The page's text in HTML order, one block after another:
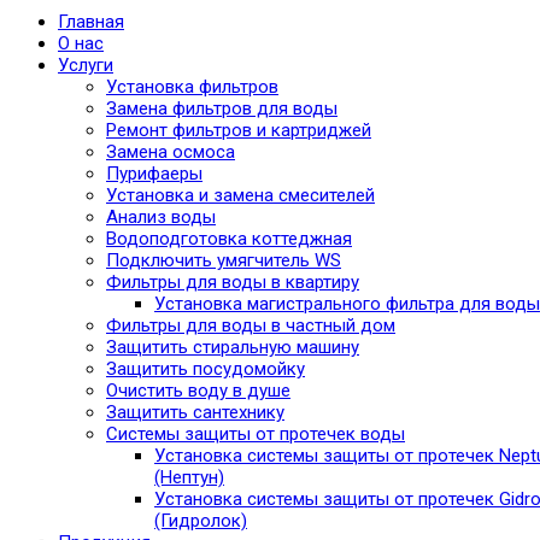
Главная
О нас
Услуги
Установка фильтров
Замена фильтров для воды
Ремонт фильтров и картриджей
Замена осмоса
Пурифаеры
Установка и замена смесителей
Анализ воды
Водоподготовка коттеджная
Подключить умягчитель WS
Фильтры для воды в квартиру
Установка магистрального фильтра для воды
Фильтры для воды в частный дом
Защитить стиральную машину
Защитить посудомойку
Очистить воду в душе
Защитить сантехнику
Системы защиты от протечек воды
Установка системы защиты от протечек
(Нептун)
Установка системы защиты от протечек
(Гидролок)